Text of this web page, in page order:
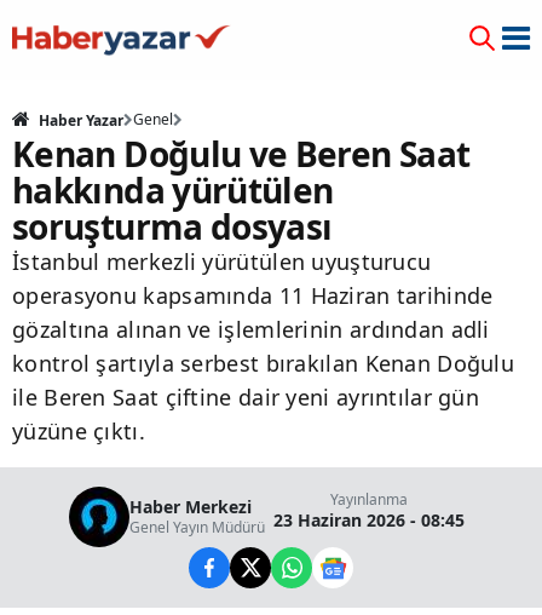
Haber Yazar Genel
Kenan Doğulu ve Beren Saat
hakkında yürütülen
soruşturma dosyası
İstanbul merkezli yürütülen uyuşturucu
operasyonu kapsamında 11 Haziran tarihinde
gözaltına alınan ve işlemlerinin ardından adli
kontrol şartıyla serbest bırakılan Kenan Doğulu
ile Beren Saat çiftine dair yeni ayrıntılar gün
yüzüne çıktı.
Haber Merkezi
Genel Yayın Müdürü
Yayınlanma
23 Haziran 2026 - 08:45